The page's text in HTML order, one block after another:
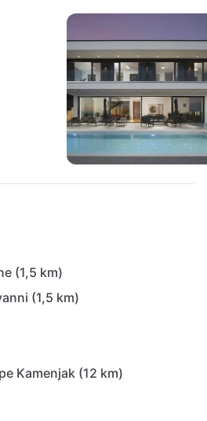
(1,5 km)
(1,5 km)
Kamenjak (12 km)